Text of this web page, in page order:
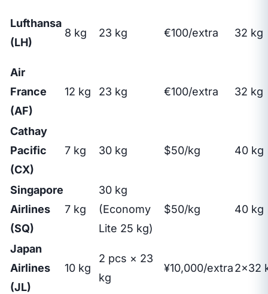
Lufthansa
(LH)
8 kg 23 kg €100/extra 32 kg
Air
France
(AF)
12 kg 23 kg €100/extra 32 kg
Cathay
Pacific
(CX)
7 kg 30 kg $50/kg 40 kg
Singapore
Airlines
(SQ)
7 kg
30 kg
(Economy
Lite 25 kg)
$50/kg 40 kg
Japan
Airlines
(JL)
10 kg
2 pcs × 23
kg
¥10,000/extra2×32